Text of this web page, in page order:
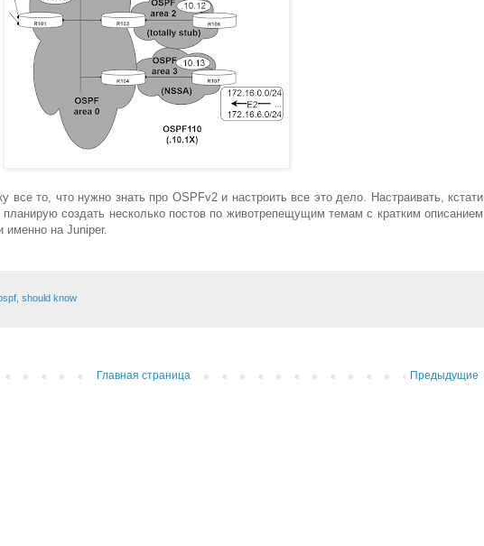
все то, что нужно знать про OSPFv2 и настроить все это дело. Настраивать, кстати
создать несколько постов по животрепещущим темам с кратким описанием
именно на Juniper.
should know
Предыдущие
Главная страница